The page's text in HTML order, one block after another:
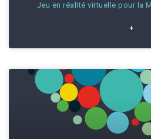
Jeu en réalité virtuelle pour la
+